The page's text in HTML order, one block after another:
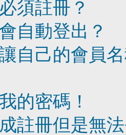
須註冊？
自動登出？
自己的會員
的密碼！
註冊但是無